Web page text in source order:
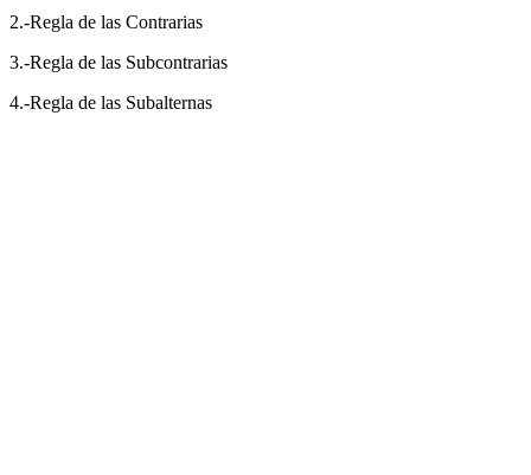
2.-Regla de las Contrarias
3.-Regla de las Subcontrarias
4.-Regla de las Subalternas